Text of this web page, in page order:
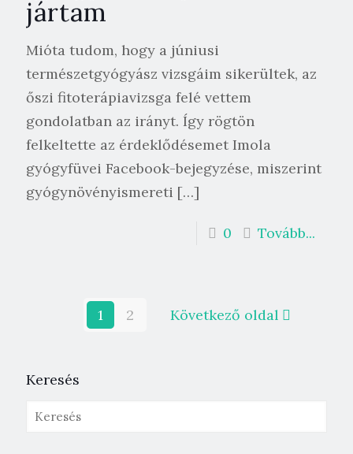
jártam
Mióta tudom, hogy a júniusi
természetgyógyász vizsgáim sikerültek, az
őszi fitoterápiavizsga felé vettem
gondolatban az irányt. Így rögtön
felkeltette az érdeklődésemet Imola
gyógyfüvei Facebook-bejegyzése, miszerint
gyógynövényismereti […]
0 Tovább...
1 2 Következő oldal
Keresés